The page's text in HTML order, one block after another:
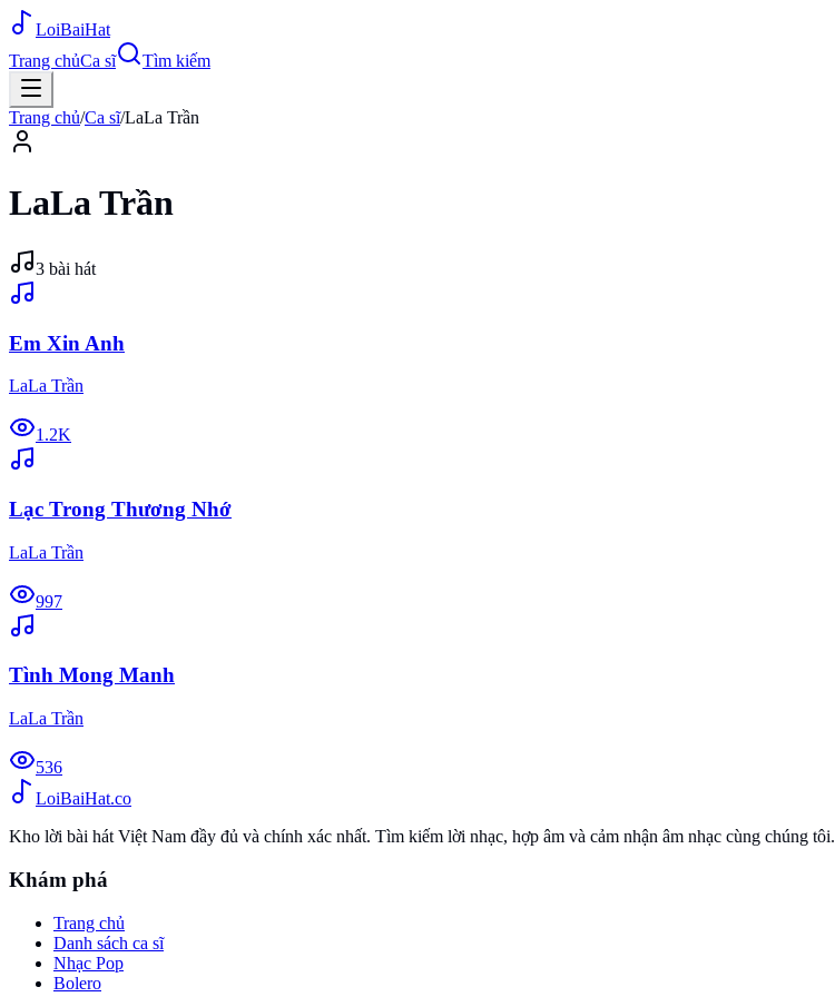
LoiBaiHat
Trang chủCa sĩ Tìm kiếm
Trang chủ/Ca sĩ/LaLa Trần
LaLa Trần
3 bài hát
Em Xin Anh
LaLa Trần
1.2K
Lạc Trong Thương Nhớ
LaLa Trần
997
Tình Mong Manh
LaLa Trần
536
LoiBaiHat.co
Kho lời bài hát Việt Nam đầy đủ và chính xác nhất. Tìm kiếm lời nhạc, hợp âm và cảm nhận âm nhạc cùng chúng tôi.
Khám phá
Trang chủ
Danh sách ca sĩ
Nhạc Pop
Bolero